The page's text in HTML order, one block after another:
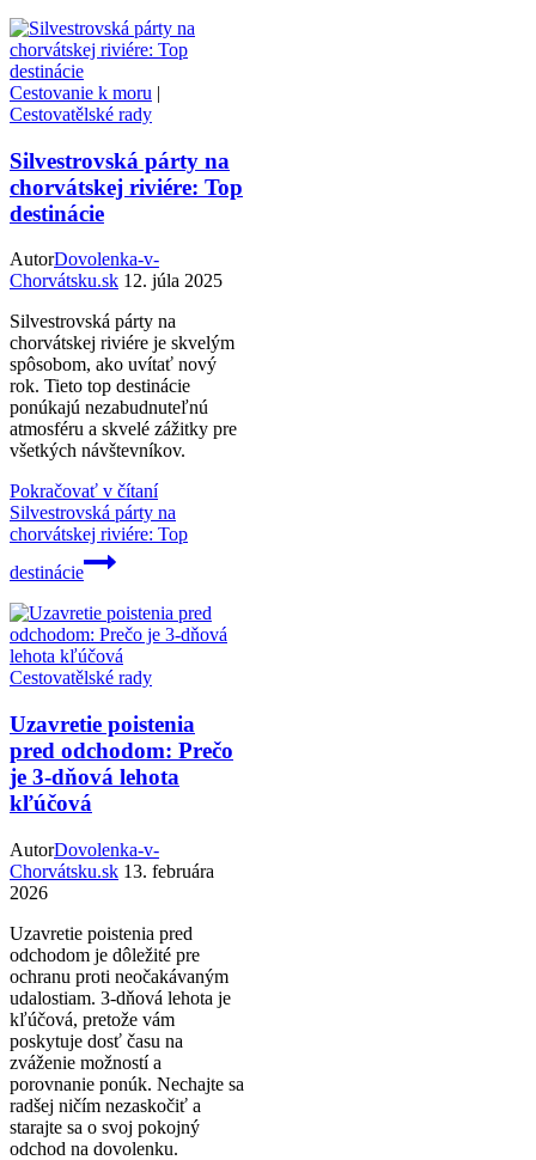
Cestovanie k moru |
Cestovatělské rady
Silvestrovská párty na
chorvátskej riviére: Top
destinácie
AutorDovolenka-v-
Chorvátsku.sk 12. júla 2025
Silvestrovská párty na
chorvátskej riviére je skvelým
spôsobom, ako uvítať nový
rok. Tieto top destinácie
ponúkajú nezabudnuteľnú
atmosféru a skvelé zážitky pre
všetkých návštevníkov.
Pokračovať v čítaní
Silvestrovská párty na
chorvátskej riviére: Top
destinácie
Cestovatělské rady
Uzavretie poistenia
pred odchodom: Prečo
je 3-dňová lehota
kľúčová
AutorDovolenka-v-
Chorvátsku.sk 13. februára
2026
Uzavretie poistenia pred
odchodom je dôležité pre
ochranu proti neočakávaným
udalostiam. 3-dňová lehota je
kľúčová, pretože vám
poskytuje dosť času na
zváženie možností a
porovnanie ponúk. Nechajte sa
radšej ničím nezaskočiť a
starajte sa o svoj pokojný
odchod na dovolenku.